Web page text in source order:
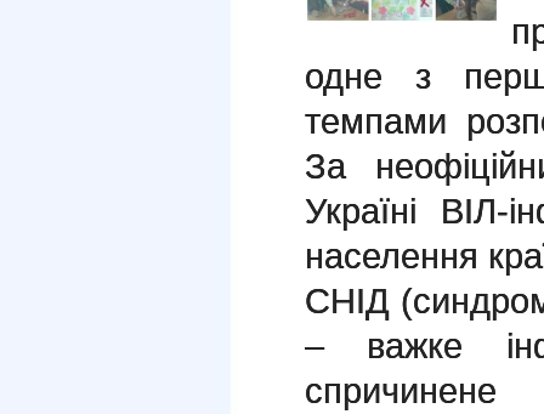
одне з
темпами
За
Україні ВІЛ-
населення
СНІД
– важке
спричинене